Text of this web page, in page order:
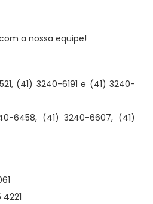
a nossa equipe!
(41) 3240-6191 e (41) 3240-
6458, (41) 3240-6607, (41)